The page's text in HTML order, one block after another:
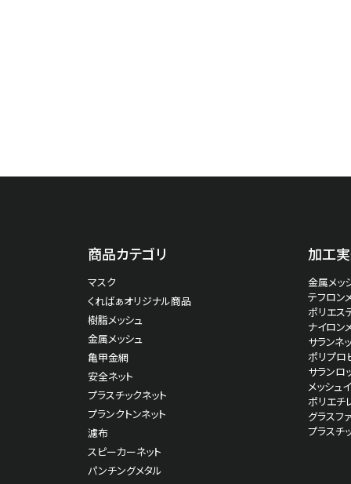
商品カテゴリ
マスク
くればぁオリジナル商品
樹脂メッシュ
金属メッシュ
亀甲金網
安全ネット
プラスチックネット
プランクトンネット
濾布
スピーカーネット
パンチングメタル
加工
金属メッ
テフロン
ポリエス
ナイロン
サランネ
ポリプロ
サランロ
メッシュ
ポリエチ
グラスフ
プラスチ